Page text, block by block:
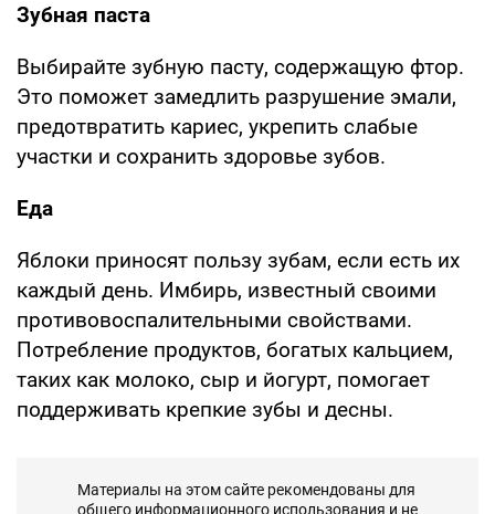
Зубная паста
Выбирайте зубную пасту, содержащую фтор.
Это поможет замедлить разрушение эмали,
предотвратить кариес, укрепить слабые
участки и сохранить здоровье зубов.
Еда
Яблоки приносят пользу зубам, если есть их
каждый день. Имбирь, известный своими
противовоспалительными свойствами.
Потребление продуктов, богатых кальцием,
таких как молоко, сыр и йогурт, помогает
поддерживать крепкие зубы и десны.
Материалы на этом сайте рекомендованы для
общего информационного использования и не